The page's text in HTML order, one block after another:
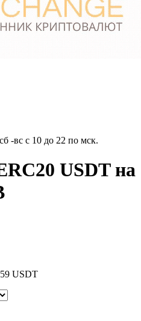
-вс с 10 до 22 по мск.
USDT на
USDT